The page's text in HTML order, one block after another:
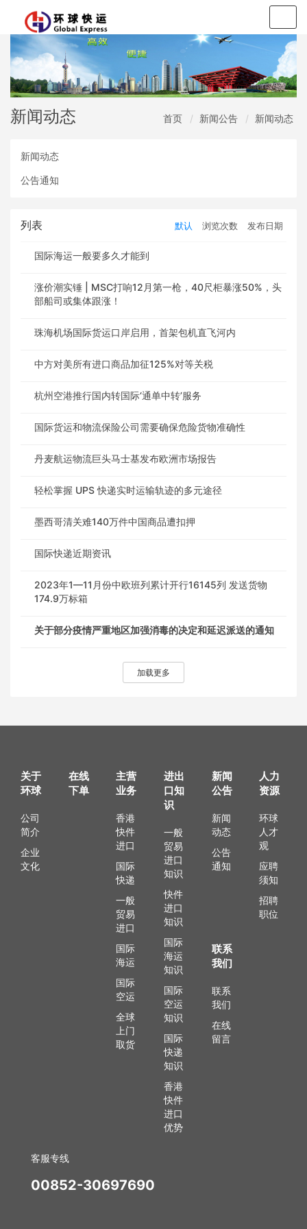
新闻动态 首页 新闻公告 新闻动态
新闻动态
公告通知
列表 默认 浏览次数 发布日期
国际海运一般要多久才能到
涨价潮实锤 | MSC打响12月第一枪，40尺柜暴涨50%，头
部船司或集体跟涨！
珠海机场国际货运口岸启用，首架包机直飞河内
中方对美所有进口商品加征125%对等关税
杭州空港推行国内转国际‘通单中转’服务
国际货运和物流保险公司需要确保危险货物准确性
丹麦航运物流巨头马士基发布欧洲市场报告
轻松掌握 UPS 快递实时运输轨迹的多元途径
墨西哥清关难140万件中国商品遭扣押
国际快递近期资讯
2023年1—11月份中欧班列累计开行16145列 发送货物
174.9万标箱
关于部分疫情严重地区加强消毒的决定和延迟派送的通知
加载更多
关于
环球
公司
简介
企业
文化
在线
下单
主营
业务
香港
快件
进口
国际
快递
一般
贸易
进口
国际
海运
国际
空运
全球
上门
取货
进出
口知
识
一般
贸易
进口
知识
快件
进口
知识
国际
海运
知识
国际
空运
知识
国际
快递
知识
香港
快件
进口
优势
新闻
公告
新闻
动态
公告
通知
人力
资源
环球
人才
观
应聘
须知
招聘
职位
联系
我们
联系
我们
在线
留言
客服专线
00852-30697690